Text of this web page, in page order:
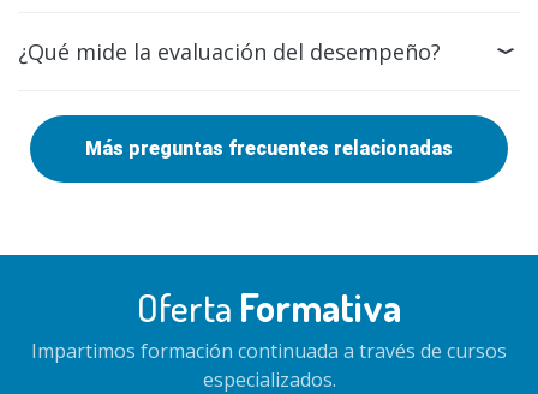
¿Qué mide la evaluación del desempeño?
Más preguntas frecuentes relacionadas
Oferta Formativa
Impartimos formación continuada a través de cursos
especializados.